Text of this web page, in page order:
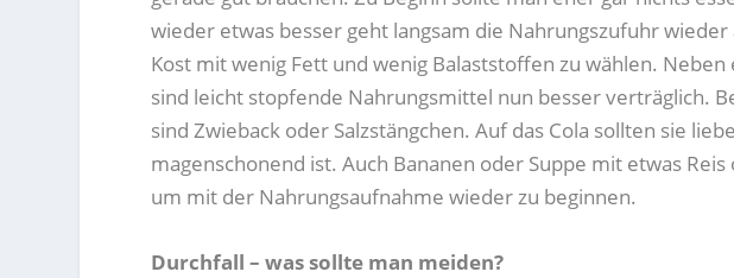
wieder etwas besser geht langsam die Nahrungszufuhr
Kost mit wenig Fett und wenig Balaststoffen zu wählen.
sind leicht stopfende Nahrungsmittel nun besser verträglich.
sind Zwieback oder Salzstängchen. Auf das Cola sollten sie
magenschonend ist. Auch Bananen oder Suppe mit etwas
um mit der Nahrungsaufnahme wieder zu beginnen.
Durchfall – was sollte man meiden?